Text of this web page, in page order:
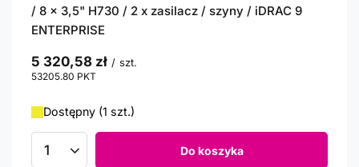
/ 8 x 3,5" H730 / 2 x zasilacz / szyny / iDRAC 9
ENTERPRISE
5 320,58 zł / szt.
53205.80 PKT
Dostępny (1 szt.)
Ilość produktów Do koszyka